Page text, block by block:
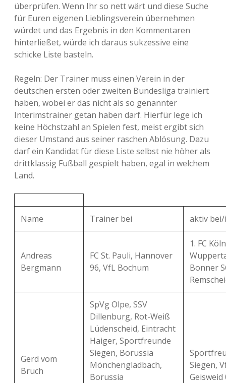
überprüfen. Wenn Ihr so nett wärt und diese Suche
für Euren eigenen Lieblingsverein übernehmen
würdet und das Ergebnis in den Kommentaren
hinterließet, würde ich daraus sukzessive eine
schicke Liste basteln.
Regeln: Der Trainer muss einen Verein in der
deutschen ersten oder zweiten Bundesliga trainiert
haben, wobei er das nicht als so genannter
Interimstrainer getan haben darf. Hierfür lege ich
keine Höchstzahl an Spielen fest, meist ergibt sich
dieser Umstand aus seiner raschen Ablösung. Dazu
darf ein Kandidat für diese Liste selbst nie höher als
drittklassig Fußball gespielt haben, egal in welchem
Land.
Name Trainer bei aktiv
Andreas
Bergmann
FC St. Pauli, Hannover
96, VfL Bochum
1. FC
Bonner
Gerd vom
Bruch
SpVg Olpe, SSV
Dillenburg, Rot-Weiß
Lüdenscheid, Eintracht
Haiger, Sportfreunde
Siegen, Borussia
Mönchengladbach,
Borussia
Siegen,
Geisweid